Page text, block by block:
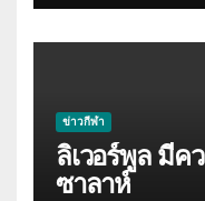
ข่าวกีฬา
ลิเวอร์พูล มี
ซาลาห์